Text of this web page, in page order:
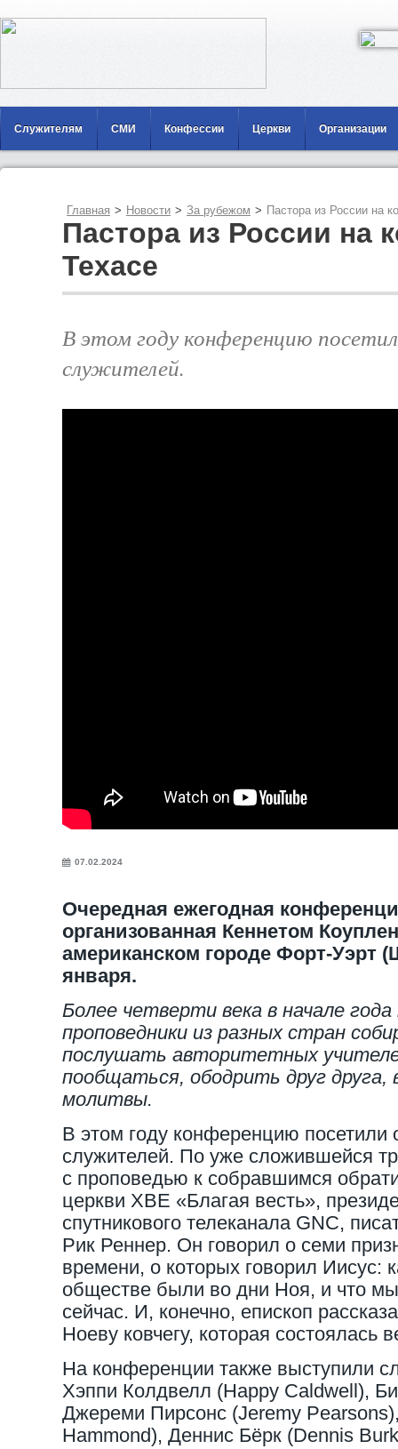
Служителям СМИ Конфессии Церкви Организации
Главная > Новости > За рубежом > Пастора из России на
Пастора из России на
Техасе
В этом году конференцию
служителей.
07.02.2024
Очередная ежегодная
организованная Кеннетом
американском городе Форт-Уэрт
января.
Более четверти века в начале
проповедники из разных стран
послушать авторитетных
пообщаться, ободрить друг
молитвы.
В этом году конференцию посетили
служителей. По уже сложившейся
с проповедью к собравшимся
церкви ХВЕ «Благая весть»,
спутникового телеканала GNC,
Рик Реннер. Он говорил о семи
времени, о которых говорил Иисус:
обществе были во дни Ноя, и что
сейчас. И, конечно, епископ
Ноеву ковчегу, которая состоялась
На конференции также выступили
Хэппи Колдвелл (Happy Caldwell),
Джереми Пирсонс (Jeremy
Hammond), Деннис Бёрк (Dennis